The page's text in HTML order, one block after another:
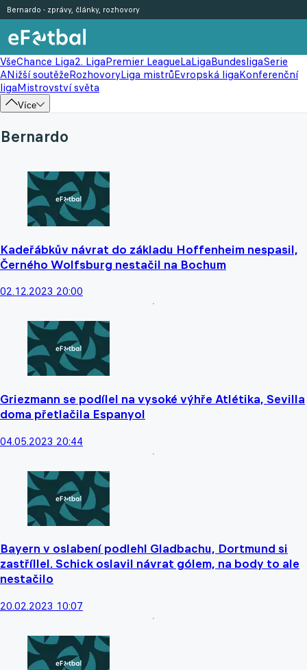
VšeChance Liga2. LigaPremier LeagueLaLigaBundesligaSerie
ANižší soutěžeRozhovoryLiga mistrůEvropská ligaKonferenční
ligaMistrovství světa
Více
Bernardo - zprávy, články, rozhovory
Bernardo
Kadeřábkův návrat do základu Hoffenheim nespasil,
Černého Wolfsburg nestačil na Bochum
02.12.2023 20:00
Griezmann se podílel na vysoké výhře Atlétika, Sevilla
doma přetlačila Espanyol
04.05.2023 20:44
Bayern v oslabení podlehl Gladbachu, Dortmund si
zastříllel. Schick oslavil návrat gólem, na body to ale
nestačilo
20.02.2023 10:07